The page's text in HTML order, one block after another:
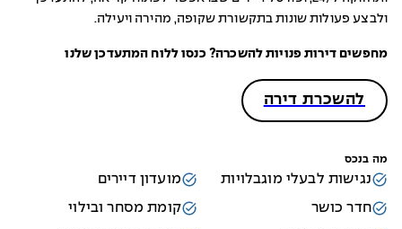
ולבצע פעולות שונות בתקשורת שקופה, מהירה ויעילה.
מחפשים דירות פנויות להשכרה? כנסו ללוח המתעדכן שלנו
להשכרת דירה
מה בנכס
נגישות לבעלי מוגבלויות מועדון דיירים
חדר כושר קומת מסחר ובילוי